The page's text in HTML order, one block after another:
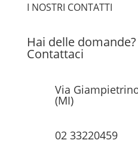
I NOSTRI CONTATTI
Hai delle domande?
Contattaci
Via
(MI)
02 33220459